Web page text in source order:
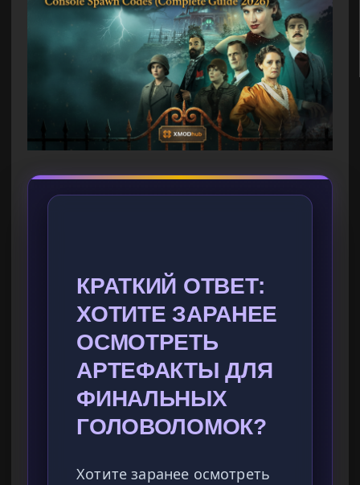
КРАТКИЙ ОТВЕТ:
ХОТИТЕ ЗАРАНЕЕ
ОСМОТРЕТЬ
АРТЕФАКТЫ ДЛЯ
ФИНАЛЬНЫХ
ГОЛОВОЛОМОК?
Хотите заранее осмотреть